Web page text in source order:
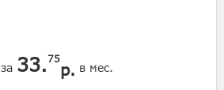
за 33. 75
р. в мес.